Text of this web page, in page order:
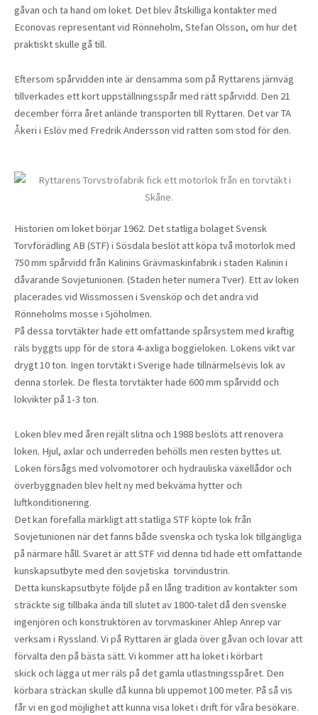
gåvan och ta hand om loket. Det blev åtskilliga kontakter med
Econovas representant vid Rönneholm, Stefan Olsson, om hur det
praktiskt skulle gå till.
Eftersom spårvidden inte är densamma som på Ryttarens järnväg
tillverkades ett kort uppställningsspår med rätt spårvidd. Den 21
december förra året anlände transporten till Ryttaren. Det var TA
Åkeri i Eslöv med Fredrik Andersson vid ratten som stod för den.
Historien om loket börjar 1962. Det statliga bolaget Svensk
Torvförädling AB (STF) i Sösdala beslöt att köpa två motorlok med
750 mm spårvidd från Kalinins Grävmaskinfabrik i staden Kalinin i
dåvarande Sovjetunionen. (Staden heter numera Tver). Ett av loken
placerades vid Wissmossen i Svensköp och det andra vid
Rönneholms mosse i Sjöholmen.
På dessa torvtäkter hade ett omfattande spårsystem med kraftig
räls byggts upp för de stora 4-axliga boggieloken. Lokens vikt var
drygt 10 ton. Ingen torvtäkt i Sverige hade tillnärmelsevis lok av
denna storlek. De flesta torvtäkter hade 600 mm spårvidd och
lokvikter på 1-3 ton.
Loken blev med åren rejält slitna och 1988 beslöts att renovera
loken. Hjul, axlar och underreden behölls men resten byttes ut.
Loken försågs med volvomotorer och hydrauliska växellådor och
överbyggnaden blev helt ny med bekväma hytter och
luftkonditionering.
Det kan förefalla märkligt att statliga STF köpte lok från
Sovjetunionen när det fanns både svenska och tyska lok tillgängliga
på närmare håll. Svaret är att STF vid denna tid hade ett omfattande
kunskapsutbyte med den sovjetiska torvindustrin.
Detta kunskapsutbyte följde på en lång tradition av kontakter som
sträckte sig tillbaka ända till slutet av 1800-talet då den svenske
ingenjören och konstruktören av torvmaskiner Ahlep Anrep var
verksam i Ryssland. Vi på Ryttaren är glada över gåvan och lovar att
förvalta den på bästa sätt. Vi kommer att ha loket i körbart
skick och lägga ut mer räls på det gamla utlastningsspåret. Den
körbara sträckan skulle då kunna bli uppemot 100 meter. På så vis
får vi en god möjlighet att kunna visa loket i drift för våra besökare.